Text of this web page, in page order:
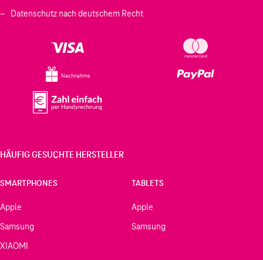
Datenschutz nach deutschem Recht
Nachnahme
HÄUFIG GESUCHTE HERSTELLER
SMARTPHONES
Apple
Samsung
XIAOMI
TABLETS
Apple
Samsung